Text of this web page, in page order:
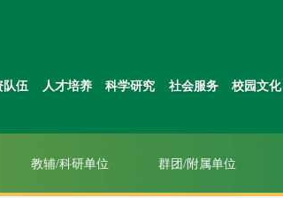
队伍 人才培养 科学研究 社会服务 校园文化
教辅/科研单位 群团/附属单位